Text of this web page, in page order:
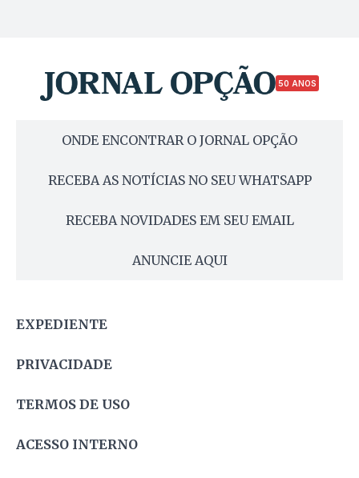
50 ANOS
ONDE ENCONTRAR O JORNAL OPÇÃO
RECEBA AS NOTÍCIAS NO SEU WHATSAPP
RECEBA NOVIDADES EM SEU EMAIL
ANUNCIE AQUI
EXPEDIENTE
PRIVACIDADE
TERMOS DE USO
ACESSO INTERNO